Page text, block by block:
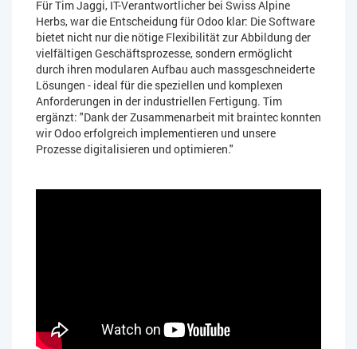
Für Tim Jaggi, IT-Verantwortlicher bei Swiss Alpine
Herbs, war die Entscheidung für Odoo klar: Die Software
bietet nicht nur die nötige Flexibilität zur Abbildung der
vielfältigen Geschäftsprozesse, sondern ermöglicht
durch ihren modularen Aufbau auch massgeschneiderte
Lösungen - ideal für die speziellen und komplexen
Anforderungen in der industriellen Fertigung. Tim
ergänzt: "Dank der Zusammenarbeit mit braintec konnten
wir Odoo erfolgreich implementieren und unsere
Prozesse digitalisieren und optimieren."